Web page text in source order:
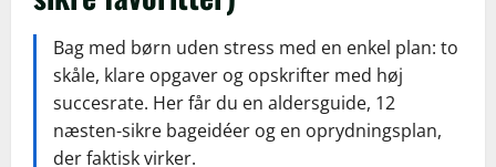
Bag med børn uden stress med en enkel plan: to
skåle, klare opgaver og opskrifter med høj
succesrate. Her får du en aldersguide, 12
næsten-sikre bageidéer og en oprydningsplan,
der faktisk virker.